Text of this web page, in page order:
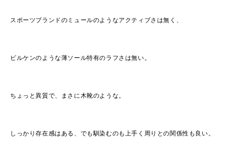
スポーツブランドのミュールのようなアクティブさは無く、
ビルケンのような薄ソール特有のラフさは無い。
ちょっと異質で、まさに木靴のような。
しっかり存在感はある、でも馴染むのも上手く周りとの関係性も良い。